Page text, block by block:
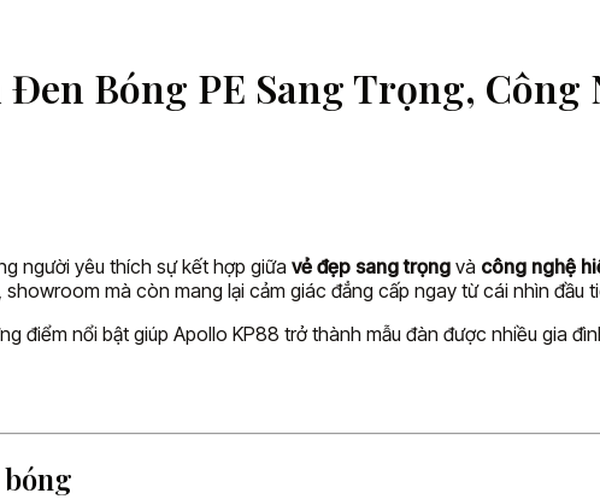
Bóng PE Sang Trọng,
người yêu thích sự kết hợp giữa vẻ đẹp sang trọng và công nghệ
mà còn mang lại cảm giác đẳng cấp ngay từ cái nhìn đầu
điểm nổi bật giúp Apollo KP88 trở thành mẫu đàn được nhiều gia